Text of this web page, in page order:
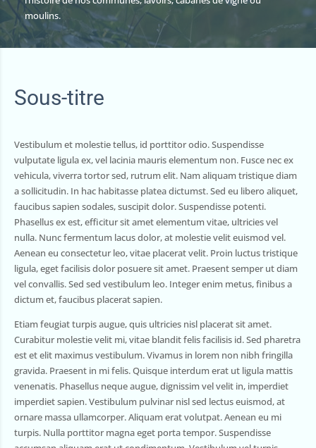
moulins.
Sous-titre
Vestibulum et molestie tellus, id porttitor odio. Suspendisse
vulputate ligula ex, vel lacinia mauris elementum non. Fusce nec ex
vehicula, viverra tortor sed, rutrum elit. Nam aliquam tristique diam
a sollicitudin. In hac habitasse platea dictumst. Sed eu libero aliquet,
faucibus sapien sodales, suscipit dolor. Suspendisse potenti.
Phasellus ex est, efficitur sit amet elementum vitae, ultricies vel
nulla. Nunc fermentum lacus dolor, at molestie velit euismod vel.
Aenean eu consectetur leo, vitae placerat velit. Proin luctus tristique
ligula, eget facilisis dolor posuere sit amet. Praesent semper ut diam
vel convallis. Sed sed vestibulum leo. Integer enim metus, finibus a
dictum et, faucibus placerat sapien.
Etiam feugiat turpis augue, quis ultricies nisl placerat sit amet.
Curabitur molestie velit mi, vitae blandit felis facilisis id. Sed pharetra
est et elit maximus vestibulum. Vivamus in lorem non nibh fringilla
gravida. Praesent in mi felis. Quisque interdum erat ut ligula mattis
venenatis. Phasellus neque augue, dignissim vel velit in, imperdiet
imperdiet sapien. Vestibulum pulvinar nisl sed lectus euismod, at
ornare massa ullamcorper. Aliquam erat volutpat. Aenean eu mi
turpis. Nulla porttitor magna eget porta tempor. Suspendisse